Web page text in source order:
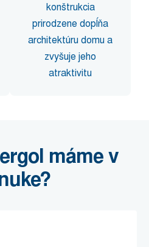
konštrukcia
prirodzene dopĺňa
architektúru domu a
zvyšuje jeho
atraktivitu
máme v